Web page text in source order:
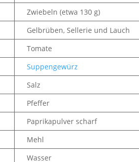
Zwiebeln (etwa 130 g)
Gelbrüben, Sellerie und Lauch
Tomate
Suppengewürz
Salz
Pfeffer
Paprikapulver scharf
Mehl
Wasser